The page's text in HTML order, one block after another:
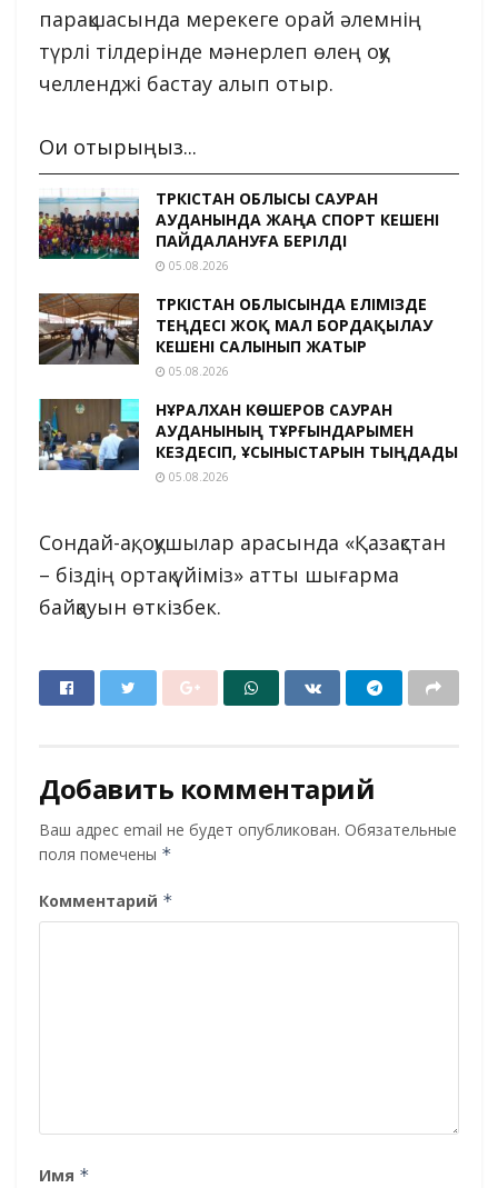
парақшасында мерекеге орай әлемнің
түрлі тілдерінде мәнерлеп өлең оқу
челленджі бастау алып отыр.
Оқи отырыңыз...
ТҮРКІСТАН ОБЛЫСЫ САУРАН
АУДАНЫНДА ЖАҢА СПОРТ КЕШЕНІ
ПАЙДАЛАНУҒА БЕРІЛДІ
05.08.2026
ТҮРКІСТАН ОБЛЫСЫНДА ЕЛІМІЗДЕ
ТЕҢДЕСІ ЖОҚ МАЛ БОРДАҚЫЛАУ
КЕШЕНІ САЛЫНЫП ЖАТЫР
05.08.2026
НҰРАЛХАН КӨШЕРОВ САУРАН
АУДАНЫНЫҢ ТҰРҒЫНДАРЫМЕН
КЕЗДЕСІП, ҰСЫНЫСТАРЫН ТЫҢДАДЫ
05.08.2026
Сондай-ақ, оқушылар арасында «Қазақстан
– біздің ортақ үйіміз» атты шығарма
байқауын өткізбек.
Добавить комментарий
Ваш адрес email не будет опубликован. Обязательные
поля помечены *
Комментарий *
Имя *